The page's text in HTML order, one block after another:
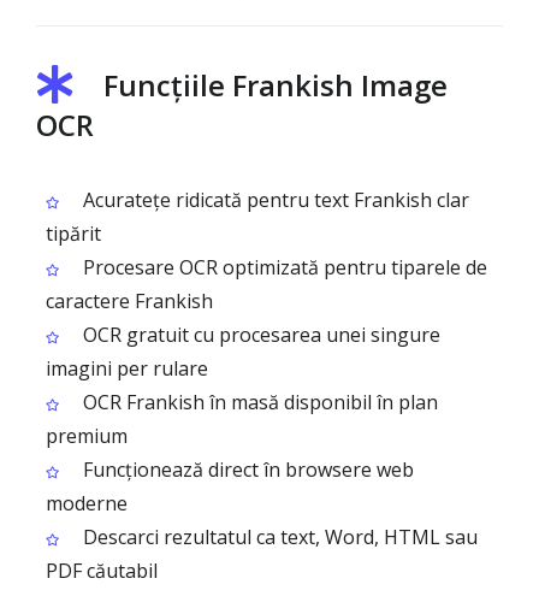
Funcțiile Frankish Image
OCR
Acuratețe ridicată pentru text Frankish clar
tipărit
Procesare OCR optimizată pentru tiparele de
caractere Frankish
OCR gratuit cu procesarea unei singure
imagini per rulare
OCR Frankish în masă disponibil în plan
premium
Funcționează direct în browsere web
moderne
Descarci rezultatul ca text, Word, HTML sau
PDF căutabil